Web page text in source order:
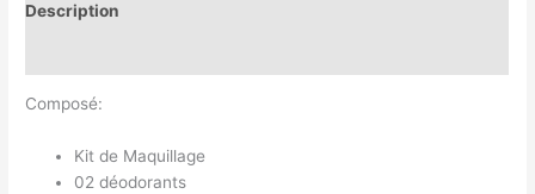
Description
Composé:
Kit de Maquillage
02 déodorants